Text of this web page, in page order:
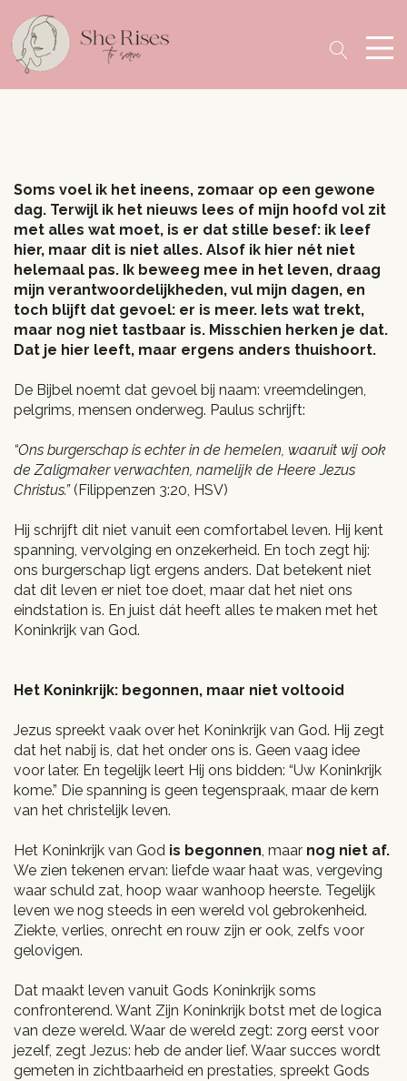
Soms voel ik het ineens, zomaar op een gewone
dag. Terwijl ik het nieuws lees of mijn hoofd vol zit
met alles wat moet, is er dat stille besef: ik leef
hier, maar dit is niet alles. Alsof ik hier nét niet
helemaal pas. Ik beweeg mee in het leven, draag
mijn verantwoordelijkheden, vul mijn dagen, en
toch blijft dat gevoel: er is meer. Iets wat trekt,
maar nog niet tastbaar is. Misschien herken je dat.
Dat je hier leeft, maar ergens anders thuishoort.
De Bijbel noemt dat gevoel bij naam: vreemdelingen,
pelgrims, mensen onderweg. Paulus schrijft:
“Ons burgerschap is echter in de hemelen, waaruit wij ook
de Zaligmaker verwachten, namelijk de Heere Jezus
Christus.”(Filippenzen 3:20, HSV)
Hij schrijft dit niet vanuit een comfortabel leven. Hij kent
spanning, vervolging en onzekerheid. En toch zegt hij:
ons burgerschap ligt ergens anders. Dat betekent niet
dat dit leven er niet toe doet, maar dat het niet ons
eindstation is. En juist dát heeft alles te maken met het
Koninkrijk van God.
Het Koninkrijk: begonnen, maar niet voltooid
Jezus spreekt vaak over het Koninkrijk van God. Hij zegt
dat het nabij is, dat het onder ons is. Geen vaag idee
voor later. En tegelijk leert Hij ons bidden: “Uw Koninkrijk
kome.” Die spanning is geen tegenspraak, maar de kern
van het christelijk leven.
Het Koninkrijk van God is begonnen, maar nog niet af.
We zien tekenen ervan: liefde waar haat was, vergeving
waar schuld zat, hoop waar wanhoop heerste. Tegelijk
leven we nog steeds in een wereld vol gebrokenheid.
Ziekte, verlies, onrecht en rouw zijn er ook, zelfs voor
gelovigen.
Dat maakt leven vanuit Gods Koninkrijk soms
confronterend. Want Zijn Koninkrijk botst met de logica
van deze wereld. Waar de wereld zegt: zorg eerst voor
jezelf, zegt Jezus: heb de ander lief. Waar succes wordt
gemeten in zichtbaarheid en prestaties, spreekt Gods